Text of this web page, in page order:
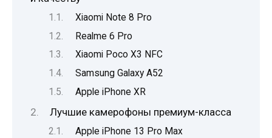
Xiaomi Note 8 Pro
Realme 6 Pro
Xiaomi Poco X3 NFC
Samsung Galaxy A52
Apple iPhone XR
Лучшие камерофоны премиум-класса
Apple iPhone 13 Pro Max